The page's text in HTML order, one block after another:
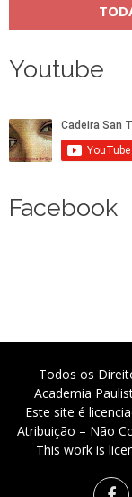
Youtube
Facebook
Todos os
Academia
Este site é
Atribuição – Não
This work is